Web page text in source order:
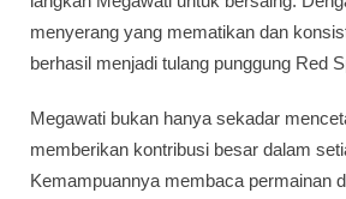
menyerang yang mematikan dan
berhasil menjadi tulang punggung Red
Megawati bukan hanya sekadar
memberikan kontribusi besar dalam
Kemampuannya membaca permainan